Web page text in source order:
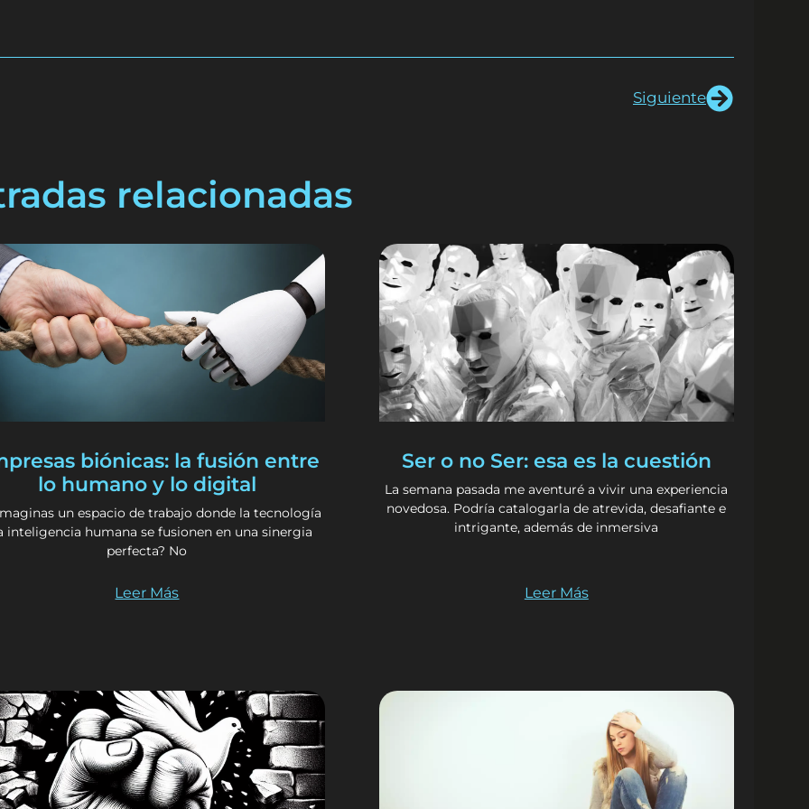
Siguiente
relacionadas
biónicas: la fusión entre
lo humano y lo digital
un espacio de trabajo donde la tecnología
inteligencia humana se fusionen en una sinergia
perfecta? No
Leer Más
Ser o no Ser: esa es la cuestión
La semana pasada me aventuré a vivir una experiencia
novedosa. Podría catalogarla de atrevida, desafiante e
intrigante, además de inmersiva
Leer Más